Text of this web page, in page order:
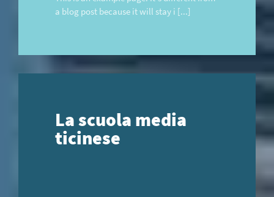
a blog post because it will stay i [...]
La scuola media
ticinese